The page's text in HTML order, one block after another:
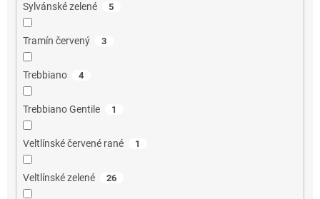
Sylvánské zelené 5
Tramín červený 3
Trebbiano 4
Trebbiano Gentile 1
Veltlínské červené rané 1
Veltlínské zelené 26